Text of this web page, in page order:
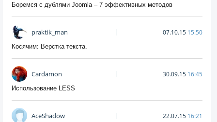
Боремся с дублями Joomla – 7 эффективных методов
praktik_man 07.10.15 15:50
Косячим: Верстка текста.
Cardamon 30.09.15 16:45
Использование LESS
AceShadow 22.07.15 16:21